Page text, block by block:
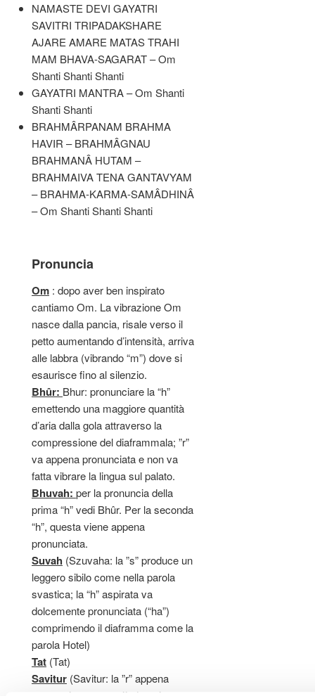
NAMASTE DEVI GAYATRI
SAVITRI TRIPADAKSHARE
AJARE AMARE MATAS TRAHI
MAM BHAVA-SAGARAT – Om
Shanti Shanti Shanti
GAYATRI MANTRA – Om Shanti
Shanti Shanti
BRAHMÂRPANAM BRAHMA
HAVIR – BRAHMÂGNAU
BRAHMANÂ HUTAM –
BRAHMAIVA TENA GANTAVYAM
– BRAHMA-KARMA-SAMÂDHINÂ
– Om Shanti Shanti Shanti
Pronuncia
Om : dopo aver ben inspirato
cantiamo Om. La vibrazione Om
nasce dalla pancia, risale verso il
petto aumentando d’intensità, arriva
alle labbra (vibrando “m”) dove si
esaurisce fino al silenzio.
Bhûr: Bhur: pronunciare la “h”
emettendo una maggiore quantità
d’aria dalla gola attraverso la
compressione del diaframmala; ”r”
va appena pronunciata e non va
fatta vibrare la lingua sul palato.
Bhuvah: per la pronuncia della
prima “h” vedi Bhûr. Per la seconda
“h”, questa viene appena
pronunciata.
Suvah (Szuvaha: la ”s” produce un
leggero sibilo come nella parola
svastica; la “h” aspirata va
dolcemente pronunciata (“ha”)
comprimendo il diaframma come la
parola Hotel)
Tat (Tat)
Savitur (Savitur: la ”r” appena